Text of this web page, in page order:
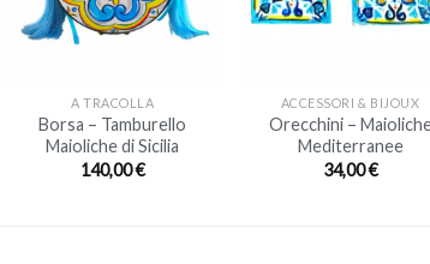
A TRACOLLA
Borsa – Tamburello
Maioliche di Sicilia
140,00€
ACCESSORI & BIJOUX
Orecchini –
Mediterranee
34,00€